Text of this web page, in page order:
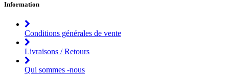
Information
Conditions générales de vente
Livraisons / Retours
Qui sommes -nous